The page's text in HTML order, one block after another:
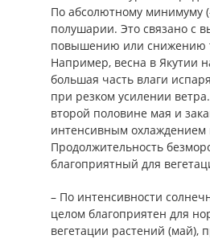
По абсолютному минимуму
полушарии. Это связано с
повышению или снижению
Например, весна в Якутии
большая часть влаги
при резком усилении
второй половине мая и
интенсивным охлаждением
Продолжительность
благоприятный для
– По интенсивности
целом благоприятен для
вегетации растений (май),